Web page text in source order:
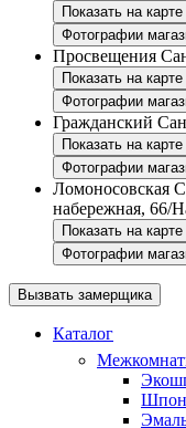
Показать на карте
Фотографии
Просвещения
Показать на карте
Фотографии
Гражданский
Показать на карте
Фотографии
Ломоносовская
набережная, 66/
Показать на карте
Фотографии
Вызвать замерщика
Каталог
Шпон